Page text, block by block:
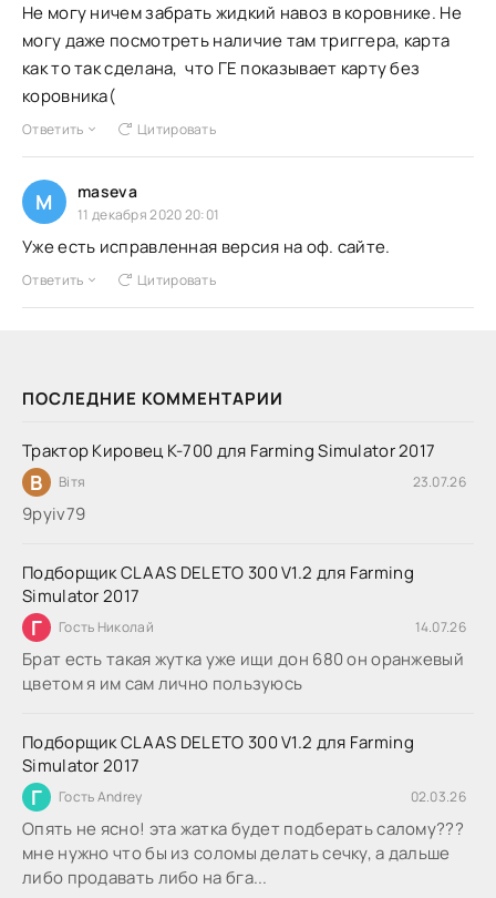
ПОСЛЕДНИЕ КОММЕНТАРИИ
Трактор Кировец К-700 для Farming Simulator 2017
В Вітя 23.07.26
9руіv79
Подборщик CLAAS DELETO 300 V1.2 для Farming
Simulator 2017
Г Гость Николай 14.07.26
Брат есть такая жутка уже ищи дон 680 он оранжевый
цветом я им сам лично пользуюсь
Подборщик CLAAS DELETO 300 V1.2 для Farming
Simulator 2017
Г Гость Andrey 02.03.26
Опять не ясно! эта жатка будет подберать салому???
мне нужно что бы из соломы делать сечку, а дальше
либо продавать либо на бга...
Не могу ничем забрать жидкий навоз в коровнике. Не
могу даже посмотреть наличие там триггера, карта
как то так сделана, что ГЕ показывает карту без
коровника(
Ответить Цитировать
M maseva
11 декабря 2020 20:01
Уже есть исправленная версия на оф. сайте.
Ответить Цитировать